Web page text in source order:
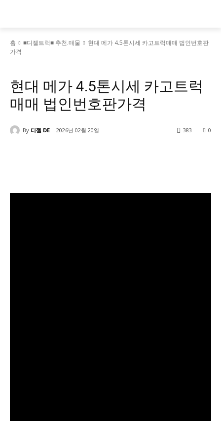
홈 ■디젤트럭■ 추천.매물
현대 메가 4.5톤시세 카고트럭매매 법인번호판
가격
현대 메가 4.5톤시세 카고트럭
매매 법인번호판가격
By 디젤 DE 2026년 02월 20일 0
383